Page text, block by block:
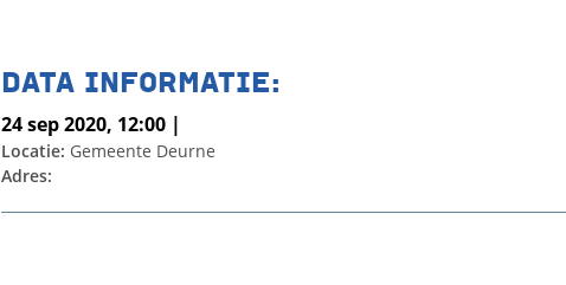
DATA INFORMATIE:
24 sep 2020, 12:00 |
Locatie: Gemeente Deurne
Adres: